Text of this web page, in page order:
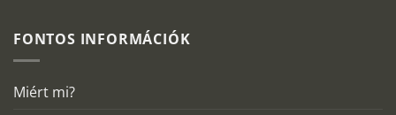
FONTOS INFORMÁCIÓK
Miért mi?